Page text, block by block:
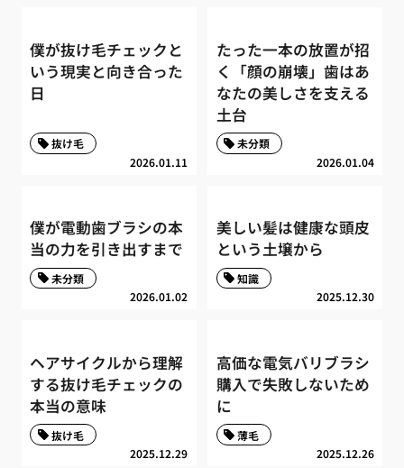
僕が抜け毛チェックと
いう現実と向き合った
日
2026.01.11
抜け毛
たった一本の放置が招
く「顔の崩壊」歯はあ
なたの美しさを支える
土台
2026.01.04
未分類
僕が電動歯ブラシの本
当の力を引き出すまで
2026.01.02
未分類
美しい髪は健康な頭皮
という土壌から
2025.12.30
知識
ヘアサイクルから理解
する抜け毛チェックの
本当の意味
2025.12.29
抜け毛
高価な電気バリブラシ
購入で失敗しないため
に
2025.12.26
薄毛